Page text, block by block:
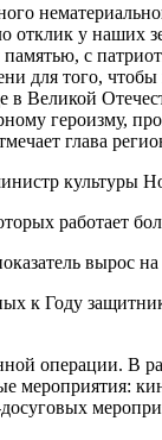
у наших
с
для того,
в Великой
героизму,
глава
работает
вырос
к Году
операции. В
мероприятия: